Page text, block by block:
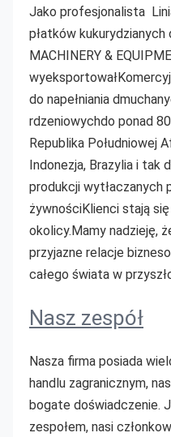
Jako profesjonalista
płatków kukurydzianych
MACHINERY &
wyeksportował
do napełniania
rdzeniowychdo ponad
Republika Południowej
Indonezja, Brazylia i tak
produkcji wytłaczanych
żywnościKlienci stają
okolicy.Mamy nadzieję,
przyjazne relacje
całego świata w
Nasz zespół
Nasza firma posiada
handlu zagranicznym,
bogate doświadczenie.
zespołem, nasi